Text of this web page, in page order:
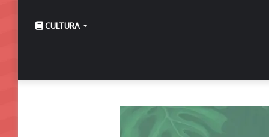
CULTURA